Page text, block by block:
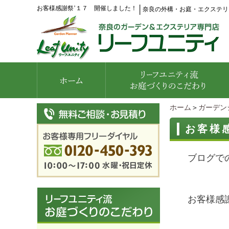
お客様感謝祭’１７ 開催しました！ 奈良の外構・お庭・エクステ
ホーム ＞ ガーデ
お客様
ブログで
お客様